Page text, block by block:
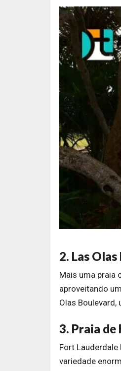
2. Las Olas
Mais uma praia
aproveitando
Olas
3. Praia de
Fort Lauderdale
variedade